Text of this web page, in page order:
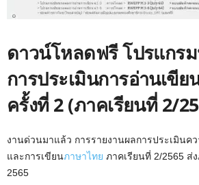
ดาวน์โหลดฟรี โปรแกร
การประเมินการอ่านเขี
ครั้งที่ 2 (ภาคเรียนที่ 2/
งานด่วนมาแล้ว การรายงานผลการประเมินค
และการเขียนภาษาไทย ภาคเรียนที่ 2/2565 ส่
2565